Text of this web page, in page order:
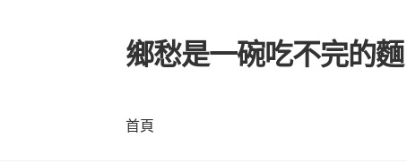
跳
至
覽
列
跳
至
要
內
鄉愁是一碗吃不完的麵
首頁